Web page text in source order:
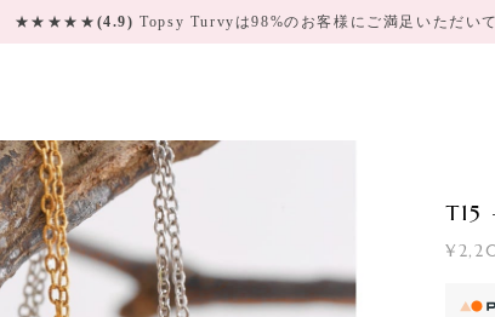
★★★★★ (4.9) Topsy Turvyは98%のお客様にご満足いただいて